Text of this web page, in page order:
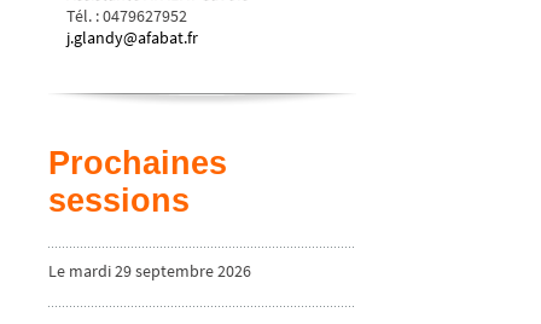
Tél. :0479627952
j.glandy@afabat.fr
Prochaines
sessions
Le mardi 29 septembre 2026